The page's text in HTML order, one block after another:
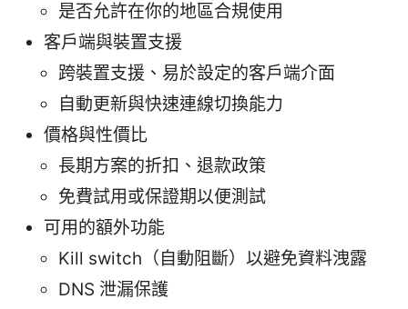
是否允許在你的地區合規使用
客戶端與裝置支援
跨裝置支援、易於設定的客戶端介面
自動更新與快速連線切換能力
價格與性價比
長期方案的折扣、退款政策
免費試用或保證期以便測試
可用的額外功能
Kill switch（自動阻斷）以避免資料洩露
DNS 泄漏保護